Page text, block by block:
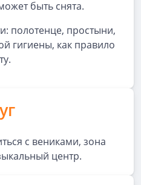
быть снята.
полотенце, простыни,
гигиены, как правило
с вениками, зона
центр.